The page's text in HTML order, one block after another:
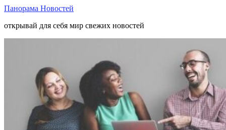
Панорама Новостей
открывай для себя мир свежих новостей